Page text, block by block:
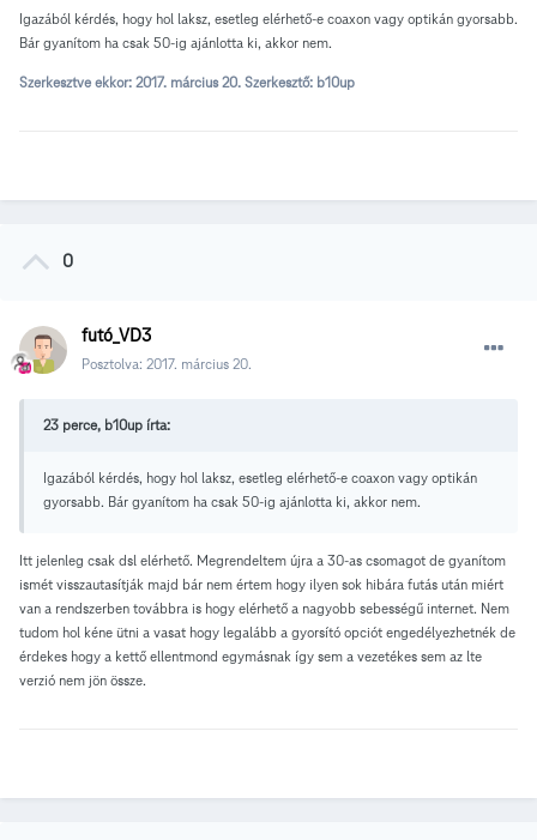
Igazából kérdés, hogy hol laksz, esetleg elérhető-e coaxon vagy optikán gyorsabb.
Bár gyanítom ha csak 50-ig ajánlotta ki, akkor nem.
Szerkesztve ekkor: 2017. március 20. Szerkesztő: b10up
0
futó_VD3
Posztolva: 2017. március 20.
23 perce, b10up írta:
Igazából kérdés, hogy hol laksz, esetleg elérhető-e coaxon vagy optikán
gyorsabb. Bár gyanítom ha csak 50-ig ajánlotta ki, akkor nem.
Itt jelenleg csak dsl elérhető. Megrendeltem újra a 30-as csomagot de gyanítom
ismét visszautasítják majd bár nem értem hogy ilyen sok hibára futás után miért
van a rendszerben továbbra is hogy elérhető a nagyobb sebességű internet. Nem
tudom hol kéne ütni a vasat hogy legalább a gyorsító opciót engedélyezhetnék de
érdekes hogy a kettő ellentmond egymásnak így sem a vezetékes sem az lte
verzió nem jön össze.